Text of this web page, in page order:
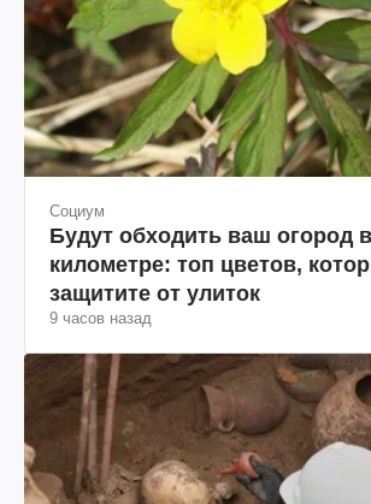
Социум
Будут обходить ваш огород в
километре: топ цветов,
защитите от улиток
9 часов назад